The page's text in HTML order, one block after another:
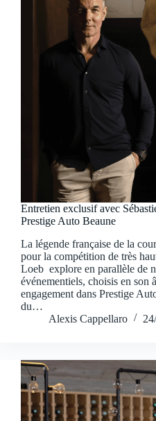
Entretien exclusif avec
Prestige Auto Beaune
La légende française de la
pour la compétition de très
Loeb explore en parallèle de
événementiels, choisis en son
engagement dans Prestige
du…
Alexis Cappellaro